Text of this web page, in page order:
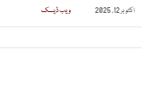
اکتوبر 12, 2025 ویب ڈیسک